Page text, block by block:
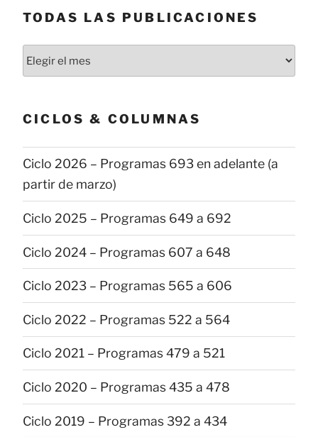
TODAS LAS PUBLICACIONES
Todas
las
CICLOS & COLUMNAS
Ciclo 2026 – Programas 693 en adelante (a
partir de marzo)
Ciclo 2025 – Programas 649 a 692
Ciclo 2024 – Programas 607 a 648
Ciclo 2023 – Programas 565 a 606
Ciclo 2022 – Programas 522 a 564
Ciclo 2021 – Programas 479 a 521
Ciclo 2020 – Programas 435 a 478
Ciclo 2019 – Programas 392 a 434